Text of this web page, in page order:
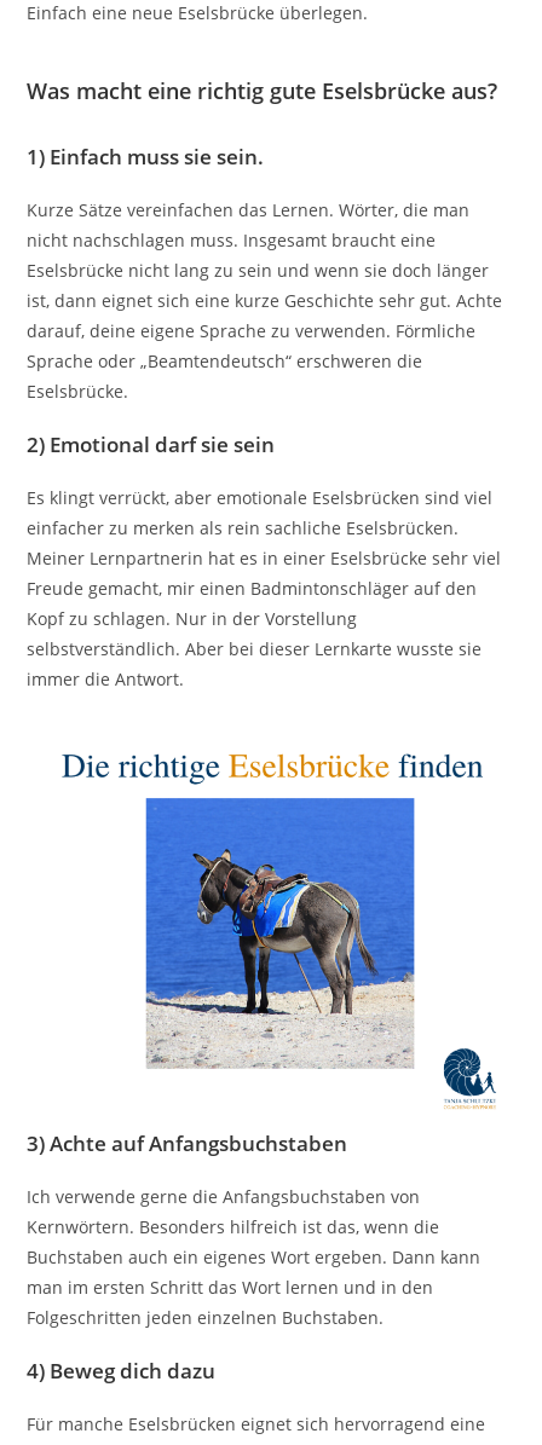
Einfach eine neue Eselsbrücke überlegen.
Was macht eine richtig gute Eselsbrücke aus?
1) Einfach muss sie sein.
Kurze Sätze vereinfachen das Lernen. Wörter, die man
nicht nachschlagen muss. Insgesamt braucht eine
Eselsbrücke nicht lang zu sein und wenn sie doch länger
ist, dann eignet sich eine kurze Geschichte sehr gut. Achte
darauf, deine eigene Sprache zu verwenden. Förmliche
Sprache oder „Beamtendeutsch“ erschweren die
Eselsbrücke.
2) Emotional darf sie sein
Es klingt verrückt, aber emotionale Eselsbrücken sind viel
einfacher zu merken als rein sachliche Eselsbrücken.
Meiner Lernpartnerin hat es in einer Eselsbrücke sehr viel
Freude gemacht, mir einen Badmintonschläger auf den
Kopf zu schlagen. Nur in der Vorstellung
selbstverständlich. Aber bei dieser Lernkarte wusste sie
immer die Antwort.
3) Achte aufAnfangsbuchstaben
Ich verwende gerne die Anfangsbuchstaben von
Kernwörtern. Besonders hilfreich ist das, wenn die
Buchstaben auch ein eigenes Wort ergeben. Dann kann
man im ersten Schritt das Wort lernen und in den
Folgeschritten jeden einzelnen Buchstaben.
4) Beweg dich dazu
Für manche Eselsbrücken eignet sich hervorragend eine